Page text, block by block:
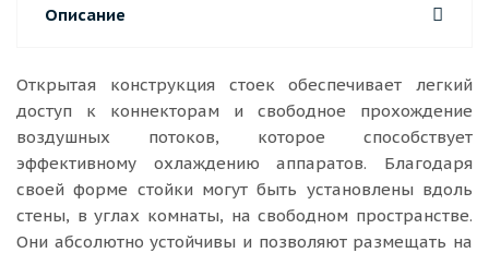
Описание
Открытая конструкция стоек обеспечивает легкий
доступ к коннекторам и свободное прохождение
воздушных потоков, которое способствует
эффективному охлаждению аппаратов. Благодаря
своей форме стойки могут быть установлены вдоль
стены, в углах комнаты, на свободном пространстве.
Они абсолютно устойчивы и позволяют размещать на